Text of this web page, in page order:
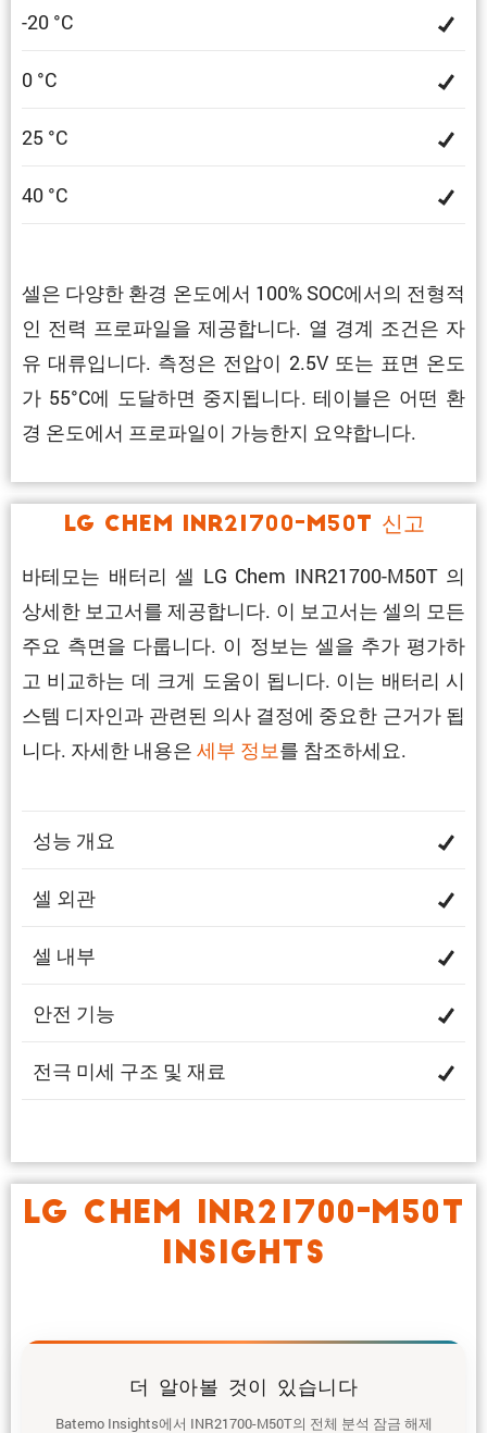
-20 °C
0 °C
25 °C
40 °C
셀은 다양한 환경 온도에서 100% SOC에서의 전형적
인 전력 프로파일을 제공합니다. 열 경계 조건은 자
유 대류입니다. 측정은 전압이 2.5V 또는 표면 온도
가 55°C에 도달하면 중지됩니다. 테이블은 어떤 환
경 온도에서 프로파일이 가능한지 요약합니다.
LG Chem INR21700-M50T 신고
바테모는 배터리 셀 LG Chem INR21700-M50T 의
상세한 보고서를 제공합니다. 이 보고서는 셀의 모든
주요 측면을 다룹니다. 이 정보는 셀을 추가 평가하
고 비교하는 데 크게 도움이 됩니다. 이는 배터리 시
스템 디자인과 관련된 의사 결정에 중요한 근거가 됩
니다. 자세한 내용은 세부 정보를 참조하세요.
성능 개요
셀 외관
셀 내부
안전 기능
전극 미세 구조 및 재료
LG CHEM INR21700-M50T
INSIGHTS
더 알아볼 것이 있습니다
Batemo Insights에서 INR21700-M50T의 전체 분석 잠금 해제